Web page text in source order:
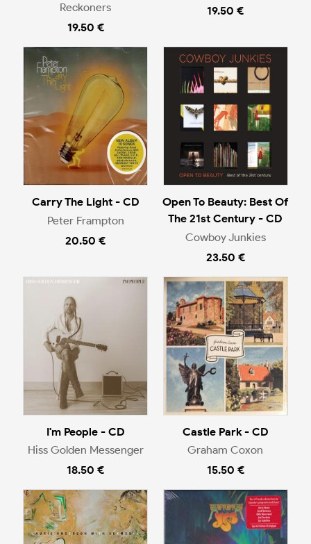
Reckoners
19.50 €
19.50 €
Carry The Light - CD
Peter Frampton
20.50 €
Open To Beauty: Best Of
The 21st Century - CD
Cowboy Junkies
23.50 €
I'm People - CD
Hiss Golden Messenger
18.50 €
Castle Park - CD
Graham Coxon
15.50 €